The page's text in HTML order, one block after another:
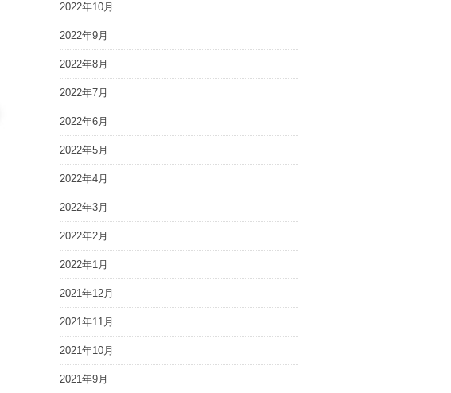
2022年10月
2022年9月
2022年8月
2022年7月
2022年6月
2022年5月
2022年4月
2022年3月
2022年2月
2022年1月
2021年12月
2021年11月
2021年10月
2021年9月